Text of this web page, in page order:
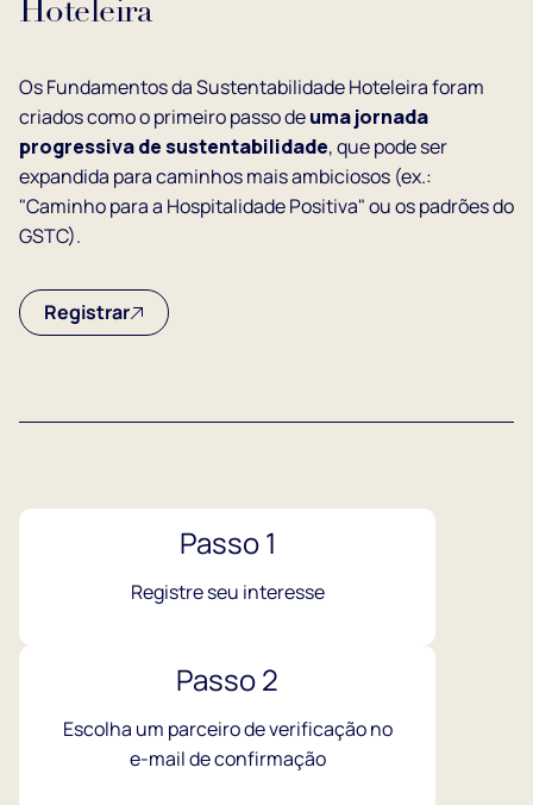
Hoteleira
Os Fundamentos da Sustentabilidade Hoteleira foram
criados como o primeiro passo deuma jornada
progressiva de sustentabilidade, que pode ser
expandida para caminhos mais ambiciosos (ex.:
"Caminho para a Hospitalidade Positiva" ou os padrões do
GSTC).
Registrar
Passo 1
Registre seu interesse
Passo 2
Escolha um parceiro de verificação no
e-mail de confirmação